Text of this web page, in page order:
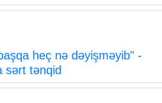
heç nə dəyişməyib" -
sərt tənqid